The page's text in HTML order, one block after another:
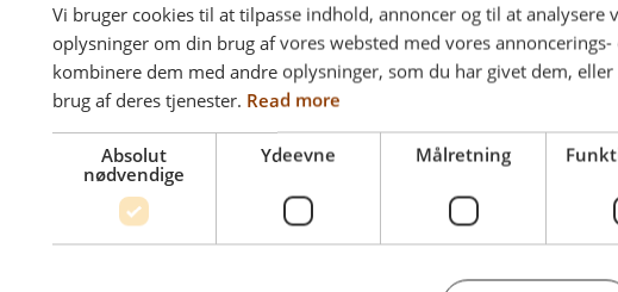
Vi bruger cookies til at tilpasse indhold, annoncer og til at analysere
oplysninger om din brug af vores websted med vores
kombinere dem med andre oplysninger, som du har givet dem,
brug af deres tjenester. Read more
Absolut
nødvendige
Ydeevne Målretning